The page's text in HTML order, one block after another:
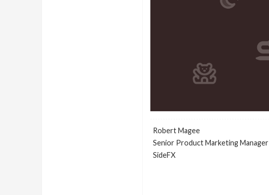
Robert Magee
Senior Product Marketing Manager
SideFX